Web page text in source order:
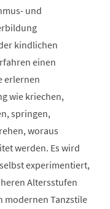
und
kindlichen
einen
erlernen
wie kriechen,
springen,
woraus
werden. Es wird
experimentiert,
Altersstufen
modernen Tanzstile